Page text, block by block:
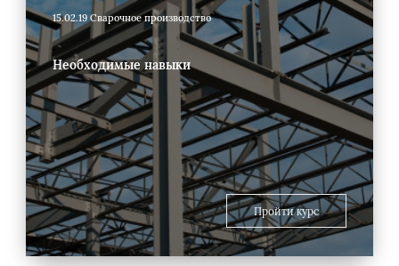
15.02.19 Сварочное производство
Необходимые навыки
Пройти курс